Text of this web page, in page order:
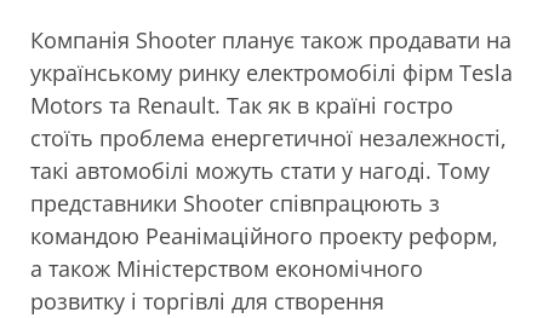
Компанія Shooter планує також продавати на
українському ринку електромобілі фірм Tesla
Motors та Renault. Так як в країні гостро
стоїть проблема енергетичної незалежності,
такі автомобілі можуть стати у нагоді. Тому
представники Shooter співпрацюють з
командою Реанімаційного проекту реформ,
а також Міністерством економічного
розвитку і торгівлі для створення